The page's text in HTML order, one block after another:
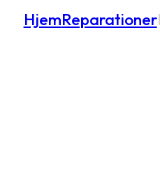
HjemReparationer